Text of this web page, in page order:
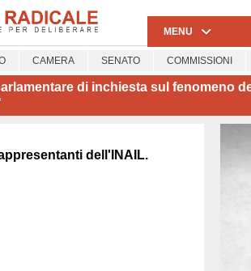
MENU
CAMERA SENATO COMMISSIONI
di inchiesta sul fenomeno
dell'INAIL.